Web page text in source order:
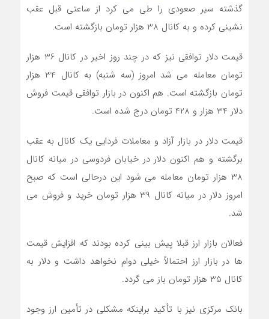
گذشته سیر صعودی را طی می کرد از ساعتی قبل عقب
نشینی کرده و به کانال 38 هزار تومان بازگشته است.
قیمت دلار توافقی نیز که در چند روز اخیر در کانال 36 هزار
تومان معامله می شد امروز (سه شنبه) به کانال 34 هزار
تومان بازگشته است. هم اکنون در بازار توافقی قیمت فروش
دلار 34 هزار و 428 تومان درج شده است.
قیمت دلار در بازار آزاد و معاملات فردایی یک کانال به عقب
برگشته و هم اکنون دلار در خیابان فردوسی در میانه کانال
38 هزار تومان معامله می شود این درحالی است که صبح
امروز دلار در میانه کانال 39 هزار تومان خرید و فروش می
شد.
فعالان بازار ارز قبلا پیش بینی کرده بودند که افزایش قیمت
ها در بازار ارز احتمالاً خیلی دوام نخواهد داشت و دلار به
کانال 35 هزار تومان باز می گردد.
بانک مرکزی نیز با تأکید براینکه مشکلی در تأمین ارز وجود